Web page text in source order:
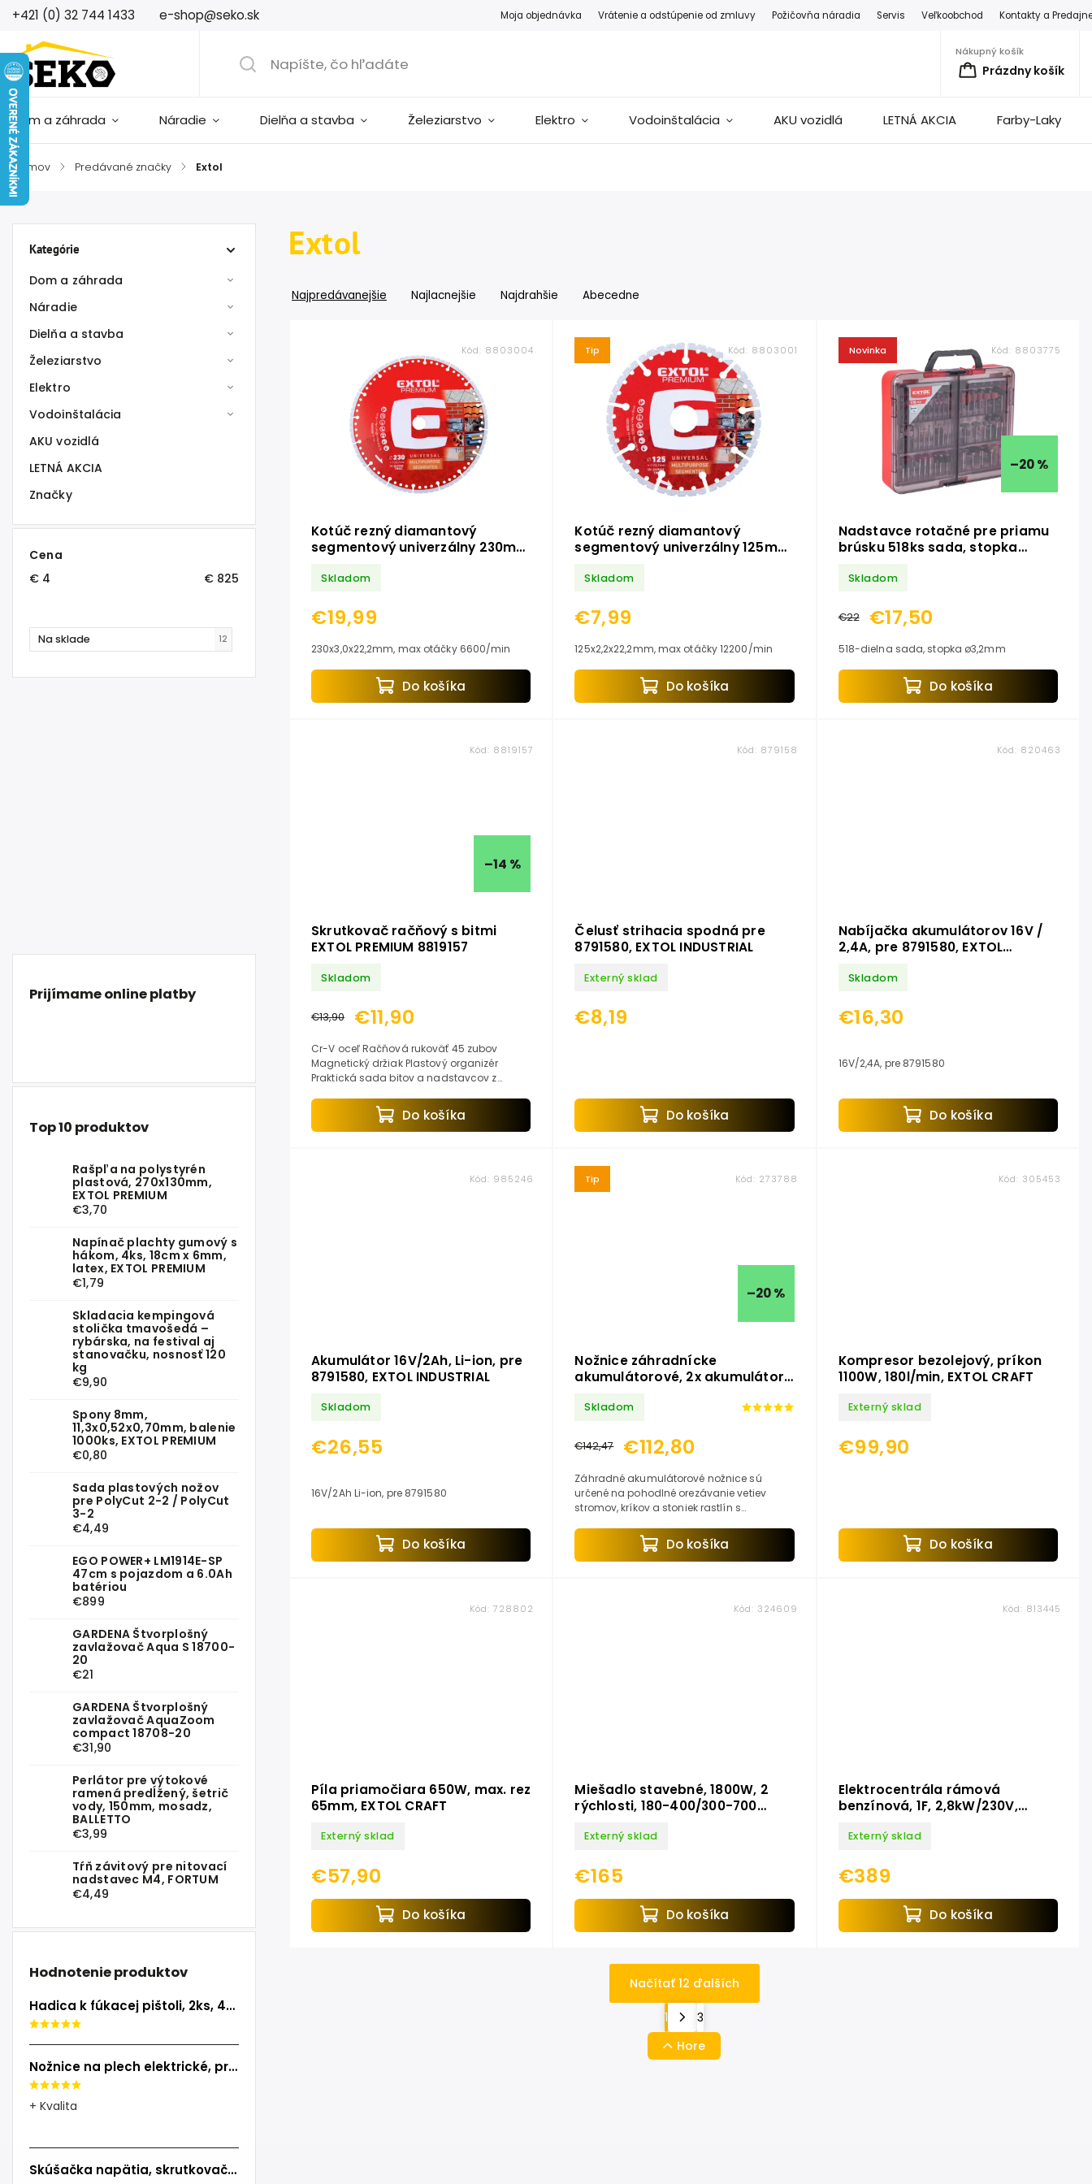
+421 (0) 32 744 1433 e-shop@seko.sk Moja objednávka Vrátenie a odstúpenie od zmluvy Požičovňa náradia Servis Veľkoobchod Kontakty a
Nákupný košík
Prázdny košík
Dom a záhrada Náradie Dielňa a stavba Železiarstvo Elektro Vodoinštalácia AKU vozidlá LETNÁ AKCIA Farby-Laky
Domov / Predávané značky / Extol
Kategórie
Dom a záhrada
Náradie
Dielňa a stavba
Železiarstvo
Elektro
Vodoinštalácia
AKU vozidlá
LETNÁ AKCIA
Značky
Cena
€ 4 € 825
Na sklade 12
Prijímame online platby
Top 10 produktov
Rašpľa na polystyrén
plastová, 270x130mm,
EXTOL PREMIUM
€3,70
Napínač plachty gumový s
hákom, 4ks, 18cm x 6mm,
latex, EXTOL PREMIUM
€1,79
Skladacia kempingová
stolička tmavošedá –
rybárska, na festival aj
stanovačku, nosnosť 120
kg
€9,90
Spony 8mm,
11,3x0,52x0,70mm, balenie
1000ks, EXTOL PREMIUM
€0,80
Sada plastových nožov
pre PolyCut 2-2 / PolyCut
3-2
€4,49
EGO POWER+ LM1914E-SP
47cm s pojazdom a 6.0Ah
batériou
€899
GARDENA Štvorplošný
zavlažovač Aqua S 18700-
20
€21
GARDENA Štvorplošný
zavlažovač AquaZoom
compact 18708-20
€31,90
Perlátor pre výtokové
ramená predĺžený, šetrič
vody, 150mm, mosadz,
BALLETTO
€3,99
Tŕň závitový pre nitovací
nadstavec M4, FORTUM
€4,49
Hodnotenie produktov
Hadica k fúkacej pištoli, 2ks, 40cm, EXTOL PREMIUM
Nožnice na plech elektrické, príkon 500W, EXTOL INDUSTRIAL
+ Kvalita
Skúšačka napätia, skrutkovač, 100-250V, skrutkovač (-)3x140mm, EXTOL CRAFT
Extol
Najpredávanejšie Najlacnejšie Najdrahšie Abecedne
Kotúč rezný diamantový
segmentový univerzálny 230mm
PREMIUM
Skladom
€19,99
Do košíka
Kód: 8803004 Tip
Kotúč rezný diamantový
segmentový univerzálny 125mm
PREMIUM
Skladom
€7,99
Do košíka
Kód: 8803001 Novinka
–20 %
Nadstavce rotačné pre priamu
brúsku 518ks sada, stopka
8803775
Skladom
€22 €17,50
Do košíka
Kód: 8803775
–14 %
Skrutkovač račňový s bitmi
EXTOL PREMIUM 8819157
Skladom
€13,90 €11,90
Do košíka
Cr-V oceľ Račňová rukoväť 45 zubov
Magnetický držiak Plastový organizér
Praktická sada bitov a nadstavcov z
pogumovanou rukoväťou, flexibilným...
Kód: 8819157
Čelusť strihacia spodná pre
8791580, EXTOL INDUSTRIAL
Externý sklad
€8,19
Do košíka
Kód: 879158
Nabíjačka akumulátorov 16V /
2,4A, pre 8791580, EXTOL
Skladom
€16,30
Do košíka
16V/2,4A, pre 8791580
Kód: 820463
Akumulátor 16V/2Ah, Li-ion, pre
8791580, EXTOL INDUSTRIAL
Skladom
€26,55
Do košíka
16V/2Ah Li-ion, pre 8791580
Kód: 985246 Tip
–20 %
Nožnice záhradnícke
akumulátorové, 2x akumulátor
INDUSTRIAL 8791580
Skladom
€142,47 €112,80
Do košíka
Záhradné akumulátorové nožnice sú
určené na pohodlné orezávanie vetiev
stromov, kríkov a stoniek rastlín s
vybavené dvoma 16V/2Ah akumulátormi.
Kód: 273788
Kompresor bezolejový, príkon
1100W, 180l/min, EXTOL CRAFT
Externý sklad
€99,90
Do košíka
Kód: 305453
Píla priamočiara 650W, max. rez
65mm, EXTOL CRAFT
Externý sklad
€57,90
Do košíka
Kód:728802
Miešadlo stavebné, 1800W, 2
rýchlosti, 180-400/300-700
Externý sklad
€165
Do košíka
Kód: 324609
Elektrocentrála rámová
benzínová, 1F, 2,8kW/230V,
Externý sklad
€389
Do košíka
Kód: 813445
Načítať 12 ďalších
1
3
Hore